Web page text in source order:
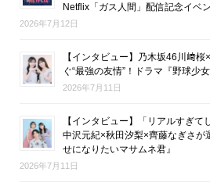
Netflix「ガス人間」配信記念イベ
2026年7月12日
【インタビュー】乃木坂46川﨑
ぐ“最強の友情”！ドラマ『野球少女
2026年7月11日
【インタビュー】「リアルすぎて
中沢元紀×秋田汐梨×齊藤なぎさが
せになりたいマサムネ君』
2026年7月11日